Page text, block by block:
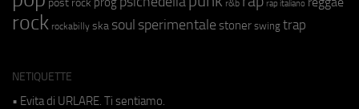
r&b rap italiano
rock rockabilly ska soul sperimentale stoner swing trap
NETIQUETTE
• Evita di URLARE. Ti sentiamo.